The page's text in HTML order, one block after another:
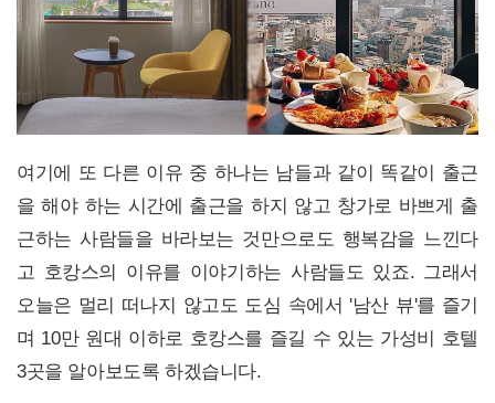
여기에 또 다른 이유 중 하나는 남들과 같이 똑같이 출근
을 해야 하는 시간에 출근을 하지 않고 창가로 바쁘게 출
근하는 사람들을 바라보는 것만으로도 행복감을 느낀다
고 호캉스의 이유를 이야기하는 사람들도 있죠. 그래서
오늘은 멀리 떠나지 않고도 도심 속에서 '남산 뷰'를 즐기
며 10만 원대 이하로 호캉스를 즐길 수 있는 가성비 호텔
3곳을 알아보도록 하겠습니다.